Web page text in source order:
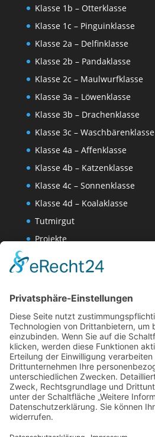
Klasse 1b – Otterklasse
Klasse 1c – Pinguinklasse
Klasse 2a – Delfinklasse
Klasse 2b – Pandaklasse
Klasse 2c – Maulwurfklasse
Klasse 3a – Löwenklasse
Klasse 3b – Drachenklasse
Klasse 3c – Waschbärenklasse
Klasse 4a – Affenklasse
Klasse 4b – Katzenklasse
Klasse 4c – Sonnenklasse
Klasse 4d – Koalaklasse
Tutmirgut
Projekte
Wissenschaften-AG
Datenschutzerklärung
Website Administration